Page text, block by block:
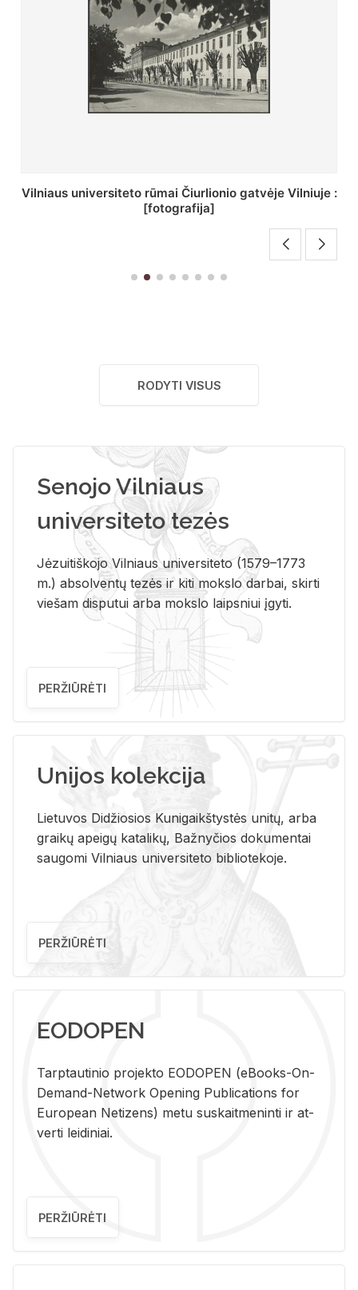
St. Batoro universiteto J. Pilsudskio kolegija :
[fotografija]
RODYTI VISUS
Senojo Vilniaus
universiteto tezės
Jėzuitiškojo Vilniaus universiteto (1579–1773
m.) absolventų tezės ir kiti mokslo darbai, skirti
viešam disputui arba mokslo laipsniui įgyti.
PERŽIŪRĖTI
Unijos kolekcija
Lietuvos Didžiosios Kunigaikštystės unitų, arba
graikų apeigų katalikų, Bažnyčios dokumentai
saugomi Vilniaus universiteto bibliotekoje.
PERŽIŪRĖTI
EODOPEN
Tarp­tau­ti­nio pro­jek­to EO­DO­PEN (eBo­oks-On-
De­mand-Ne­twork Ope­ning Pub­li­ca­tions for
Eu­ro­pe­an Ne­ti­zens) metu su­skait­me­nin­ti ir at­
ver­ti lei­di­niai.
PERŽIŪRĖTI